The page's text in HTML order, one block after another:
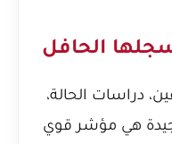
دراسات الحالة،
هي مؤشر قوي